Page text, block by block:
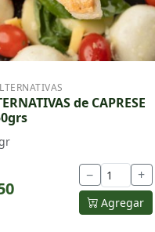
de CAPRESE
− +
Agregar